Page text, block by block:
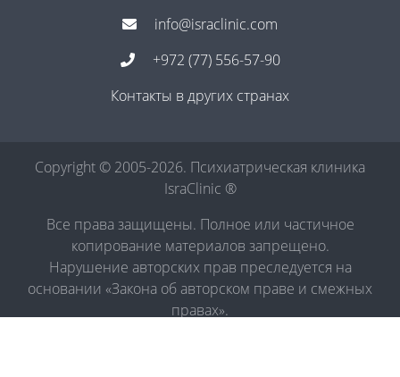
info@israclinic.com
+972 (77) 556-57-90
Контакты в других странах
Copyright © 2005-2026. Психиатрическая клиника
IsraClinic ®
Все права защищены. Полное или частичное
копирование материалов запрещено.
Нарушение авторских прав преследуется на
основании «Закона об авторском праве и смежных
правах».